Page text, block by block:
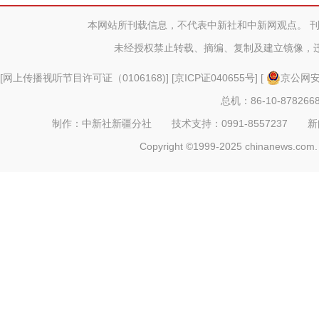
建设典型
本网站所刊载信息，不代表中新社和中新网观点。
未经授权禁止转载、摘编、复制及建立镜像，
[网上传播视听节目许可证（0106168)] [京ICP证040655号] [
京公网
总机：86-10-
制作：中新社新疆分社 技术支持：0991-8557237
Copyright ©1999-2025